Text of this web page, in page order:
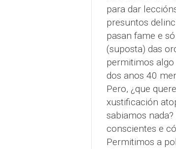
para dar
presuntos
pasan fame e
(suposta) das
permitimos algo
dos anos 40
Pero, ¿que
xustificación
sabiamos
conscientes e
Permitimos a